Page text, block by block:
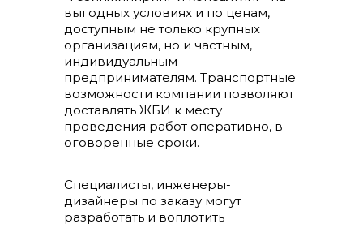
выгодных условиях и по ценам,
доступным не только крупных
организациям, но и частным,
индивидуальным
предпринимателям. Транспортные
возможности компании позволяют
доставлять ЖБИ к месту
проведения работ оперативно, в
оговоренные сроки.
Специалисты, инженеры-
дизайнеры по заказу могут
разработать и воплотить